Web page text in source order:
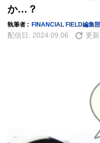
か…？
執筆者 : FINANCIAL FIELD編集部
配信日: 2024.09.06 更